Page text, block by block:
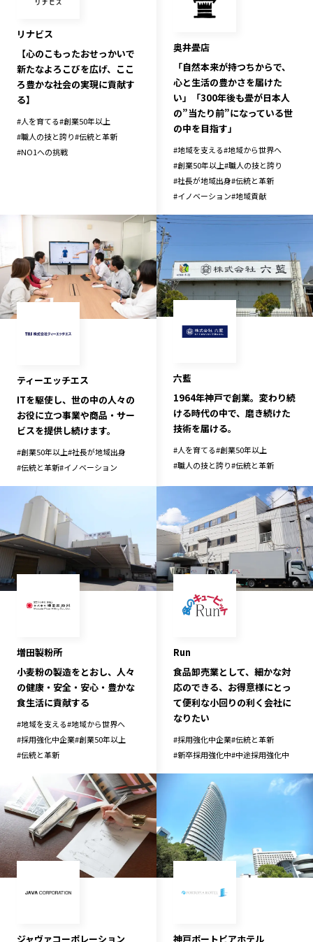
リナビス
【心のこもったおせっかいで
新たなよろこびを広げ、ここ
ろ豊かな社会の実現に貢献す
る】
#人を育てる#創業50年以上
#職人の技と誇り#伝統と革新
#NO1への挑戦
奥井畳店
「自然本来が持つちからで、
心と生活の豊かさを届けた
い」「300年後も畳が日本人
の”当たり前”になっている世
の中を目指す」
#地域を支える#地域から世界へ
#創業50年以上#職人の技と誇り
#社長が地域出身#伝統と革新
#イノベーション#地域貢献
ティーエッチエス
ITを駆使し、世の中の人々の
お役に立つ事業や商品・サー
ビスを提供し続けます。
#創業50年以上#社長が地域出身
#伝統と革新#イノベーション
六藍
1964年神戸で創業。変わり続
ける時代の中で、磨き続けた
技術を届ける。
#人を育てる#創業50年以上
#職人の技と誇り#伝統と革新
増田製粉所
小麦粉の製造をとおし、人々
の健康・安全・安心・豊かな
食生活に貢献する
#地域を支える#地域から世界へ
#採用強化中企業#創業50年以上
#伝統と革新
Run
食品卸売業として、細かな対
応のできる、お得意様にとっ
て便利な小回りの利く会社に
なりたい
#採用強化中企業#伝統と革新
#新卒採用強化中#中途採用強化中
ジャヴァコーポレーション 神戸ポートピアホテル